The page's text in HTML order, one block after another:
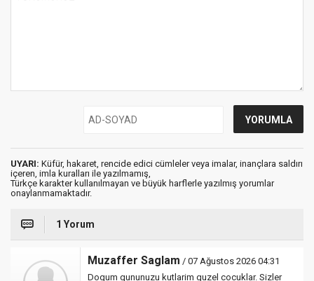
UYARI: Küfür, hakaret, rencide edici cümleler veya imalar, inançlara saldırı
içeren, imla kuralları ile yazılmamış,
Türkçe karakter kullanılmayan ve büyük harflerle yazılmış yorumlar
onaylanmamaktadır.
1 Yorum
Muzaffer Saglam / 07 Ağustos 2026 04:31
Dogum gununuzu kutlarim guzel cocuklar. Sizler